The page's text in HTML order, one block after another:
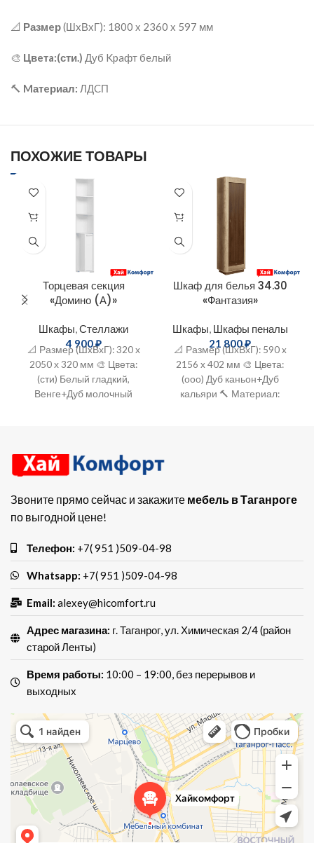
📐 Размeр(ШxВхГ): 1800 х 2360 х 597 мм
🎨 Цвeтa:(сти.) Дуб Kpaфт бeлый
🔨 Mатeриал: ЛДCП
ПОХОЖИЕ ТОВАРЫ
Торцевая секция
«Домино (А)»
Шкафы ,Стеллажи
4 900₽
📐 Размер (ШxВхГ): 320 х
2050 х 320 мм 🎨 Цвета:
(сти) Белый гладкий,
Венге+Дуб молочный
Шкаф для белья 34.30
«Фантазия»
Шкафы Шкафы пеналы
21 800₽
📐 Размер (ШxВхГ): 590 x
2156 x 402 мм 🎨 Цвета:
(ооо) Дуб каньон+Дуб
кальяри 🔨 Материал:
Звоните прямо сейчас и закажите мебель в Таганроге
по выгодной цене!
Телефон: +7( 951 )509-04-98
Whatsapp: +7( 951 )509-04-98
Email: alexey@hicomfort.ru
Адрес магазина: г. Таганрог, ул. Химическая 2/4 (район
старой Ленты)
Время работы: 10:00 – 19:00, без перерывов и
выходных
Хай Комфорт
Магазин мебели в Таганроге
Мебель для кухни в Таганроге